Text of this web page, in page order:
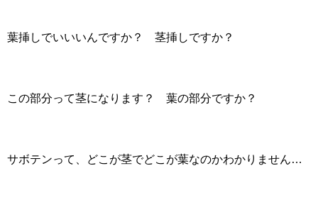
葉挿しでいいいんですか？ 茎挿しですか？
この部分って茎になります？ 葉の部分ですか？
サボテンって、どこが茎でどこが葉なのかわかりません…